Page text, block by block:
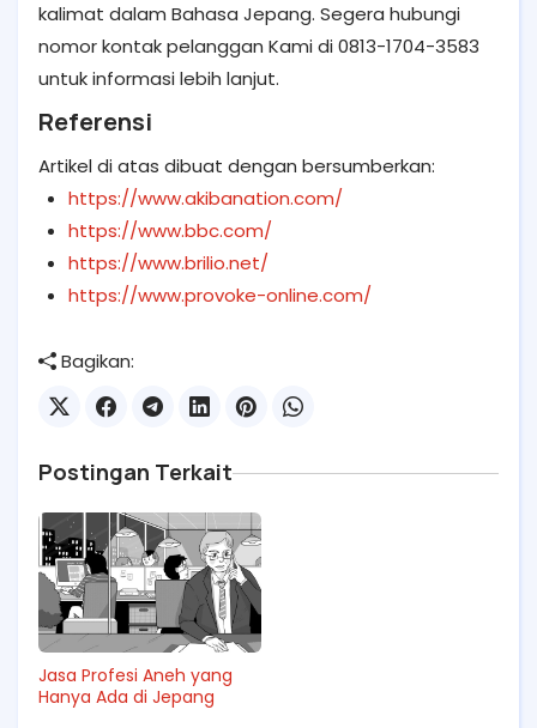
kalimat dalam Bahasa Jepang. Segera hubungi
nomor kontak pelanggan Kami di 0813-1704-3583
untuk informasi lebih lanjut.
Referensi
Artikel di atas dibuat dengan bersumberkan:
https://www.akibanation.com/
https://www.bbc.com/
https://www.brilio.net/
https://www.provoke-online.com/
Bagikan:
Postingan Terkait
Jasa Profesi Aneh yang
Hanya Ada di Jepang